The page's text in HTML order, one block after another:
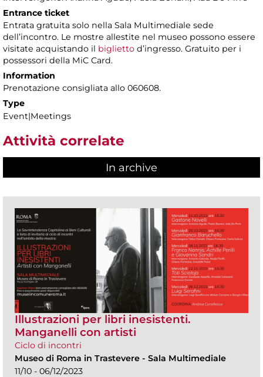
Entrance ticket
Entrata gratuita solo nella Sala Multimediale sede
dell’incontro. Le mostre allestite nel museo possono essere
visitate acquistando il biglietto d’ingresso. Gratuito per i
possessori della MiC Card.
Information
Prenotazione consigliata allo 060608.
Type
Event|Meetings
Attività correlate
In archive
Illustrazioni per libri inesistenti.
Manganelli con artisti
Ciclo di incontri
Museo di Roma in Trastevere - Sala Multimediale
11/10 - 06/12/2023